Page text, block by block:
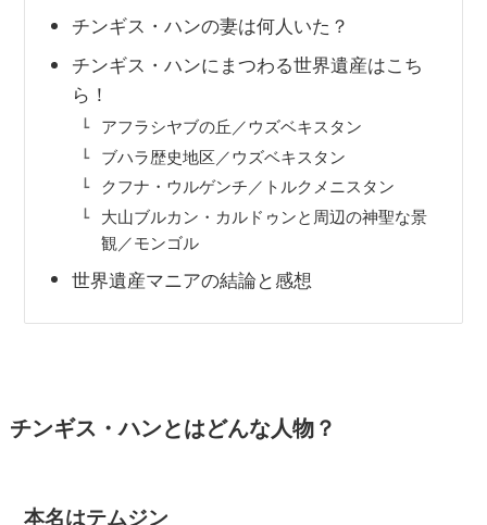
チンギス・ハンの妻は何人いた？
チンギス・ハンにまつわる世界遺産はこち
ら！
アフラシヤブの丘／ウズベキスタン
ブハラ歴史地区／ウズベキスタン
クフナ・ウルゲンチ／トルクメニスタン
大山ブルカン・カルドゥンと周辺の神聖な景
観／モンゴル
世界遺産マニアの結論と感想
チンギス・ハンとはどんな人物？
本名はテムジン